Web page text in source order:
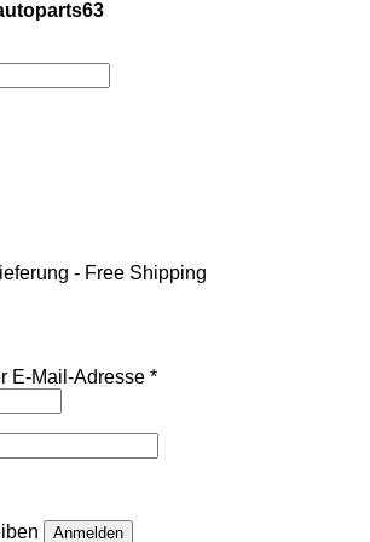
- Free Shipping
E-Mail-Adresse *Erforderlich
Anmelden